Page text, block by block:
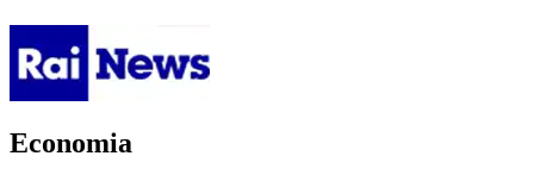
Economia